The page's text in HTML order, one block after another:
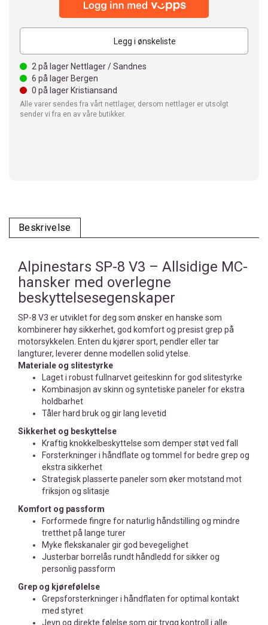
Legg i ønskeliste
2 på lager Nettlager / Sandnes
6 på lager Bergen
0 på lager Kristiansand
Alle varer sendes fra vårt nettlager, dersom nettlager er utsolgt
sender vi fra en av våre butikker.
Beskrivelse
Alpinestars SP-8 V3 – Allsidige MC-
hansker med overlegne
beskyttelsesegenskaper
SP-8 V3 er utviklet for deg som ønsker en hanske som
kombinerer høy sikkerhet, god komfort og presist grep på
motorsykkelen. Enten du kjører sport, pendler eller tar
langturer, leverer denne modellen solid ytelse.
Materiale og slitestyrke
Laget i robust fullnarvet geiteskinn for god slitestyrke
Kombinasjon av skinn og syntetiske paneler for ekstra
holdbarhet
Tåler hard bruk og gir lang levetid
Sikkerhet og beskyttelse
Kraftig knokkelbeskyttelse som demper støt ved fall
Forsterkninger i håndflate og tommel for bedre grep og
ekstra sikkerhet
Strategisk plasserte paneler som øker motstand mot
friksjon og slitasje
Komfort og passform
Forformede fingre for naturlig håndstilling og mindre
tretthet på lange turer
Myke flekskanaler gir god bevegelighet
Justerbar borrelås rundt håndledd for sikker og
personlig passform
Grep og kjørefølelse
Grepsforsterkninger i håndflaten for optimal kontakt
med styret
Jevn og direkte følelse som gir trygg kontroll i alle